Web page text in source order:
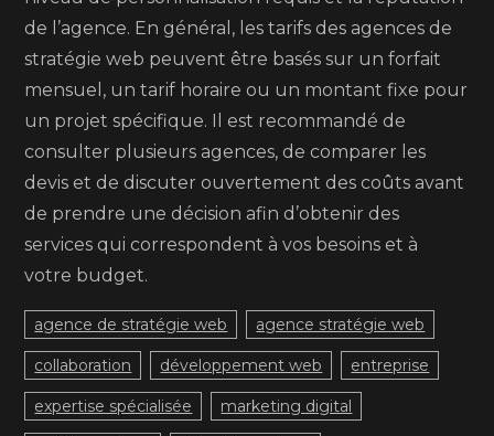
de l’agence. En général, les tarifs des agences de
stratégie web peuvent être basés sur un forfait
mensuel, un tarif horaire ou un montant fixe pour
un projet spécifique. Il est recommandé de
consulter plusieurs agences, de comparer les
devis et de discuter ouvertement des coûts avant
de prendre une décision afin d’obtenir des
services qui correspondent à vos besoins et à
votre budget.
agence de stratégie web agence stratégie web
collaboration développement web entreprise
expertise spécialisée marketing digital